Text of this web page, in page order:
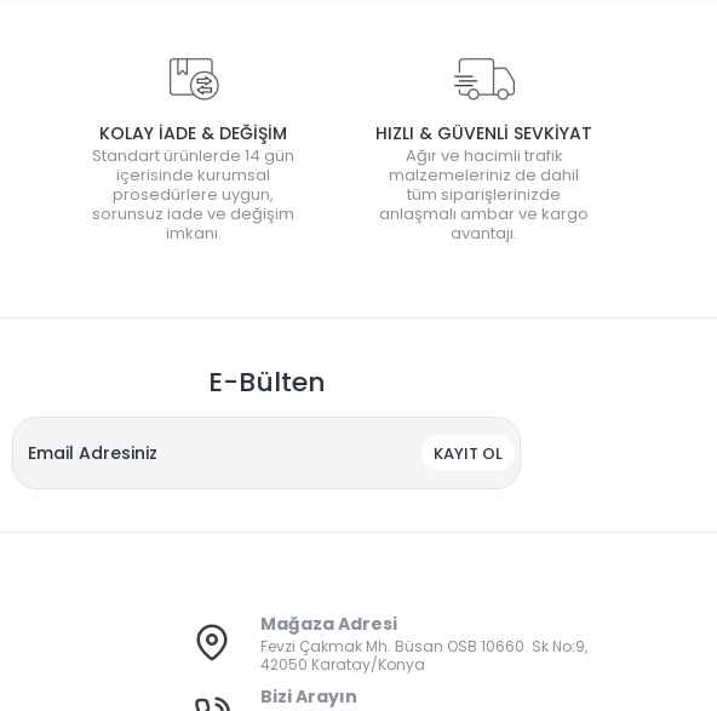
KOLAY İADE & DEĞİŞİM
Standart ürünlerde 14 gün
içerisinde kurumsal
prosedürlere uygun,
sorunsuz iade ve değişim
imkanı.
HIZLI & GÜVENLİ SEVKİYAT
Ağır ve hacimli trafik
malzemeleriniz de dahil
tüm siparişlerinizde
anlaşmalı ambar ve kargo
avantajı.
E-Bülten
KAYIT OL
Mağaza Adresi
Fevzi Çakmak Mh. Büsan OSB 10660. Sk No:9,
42050 Karatay/Konya
Bizi Arayın